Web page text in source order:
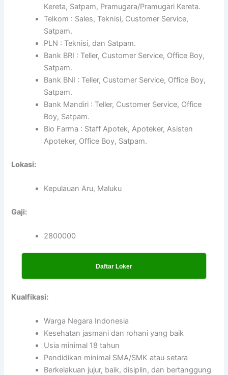
Kereta, Satpam, Pramugara/Pramugari Kereta.
Telkom : Sales, Teknisi, Customer Service,
Satpam.
PLN : Teknisi, dan Satpam.
Bank BRI : Teller, Customer Service, Office Boy,
Satpam.
Bank BNI : Teller, Customer Service, Office Boy,
Satpam.
Bank Mandiri : Teller, Customer Service, Office
Boy, Satpam.
Bio Farma : Staff Apotek, Apoteker, Asisten
Apoteker, Office Boy, Satpam.
Lokasi:
Kepulauan Aru, Maluku
Gaji:
2800000
Daftar Loker
Kualfikasi:
Warga Negara Indonesia
Kesehatan jasmani dan rohani yang baik
Usia minimal 18 tahun
Pendidikan minimal SMA/SMK atau setara
Berkelakuan jujur, baik, disiplin, dan bertanggung